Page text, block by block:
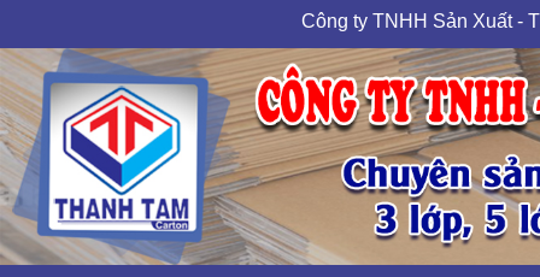
to
content
Công ty TNHH Sản Xuất - Thương